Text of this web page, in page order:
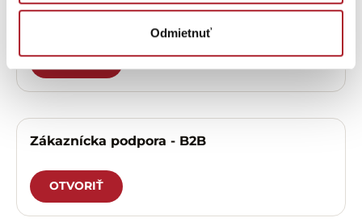
Odmietnuť
Zákaznícka podpora - predajne
OTVORIŤ
Zákaznícka podpora - B2B
OTVORIŤ